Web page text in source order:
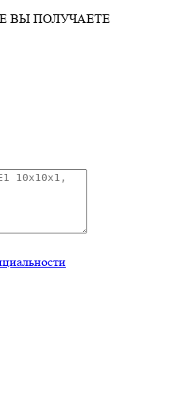
ВЫ ПОЛУЧАЕТЕ